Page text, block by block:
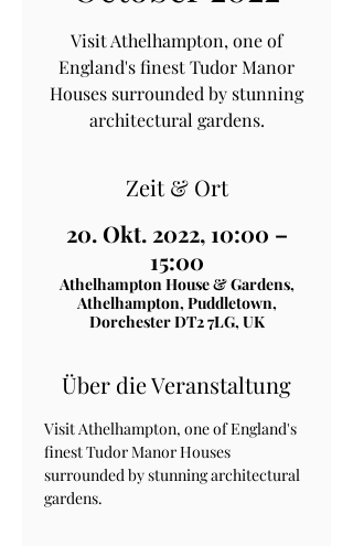
Visit Athelhampton, one of
England's finest Tudor Manor
Houses surrounded by stunning
architectural gardens.
Zeit & Ort
20. Okt. 2022, 10:00 –
15:00
Athelhampton House & Gardens,
Athelhampton, Puddletown,
Dorchester DT2 7LG, UK
Über die Veranstaltung
Visit Athelhampton, one of England's
finest Tudor Manor Houses
surrounded by stunning architectural
gardens.